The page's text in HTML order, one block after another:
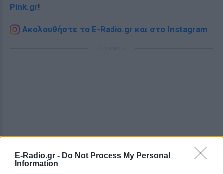
E-Radio.gr - Do Not Process My Personal
Information
Pink.gr!
Ακολουθήστε το E-Radio.gr και στο Instagram